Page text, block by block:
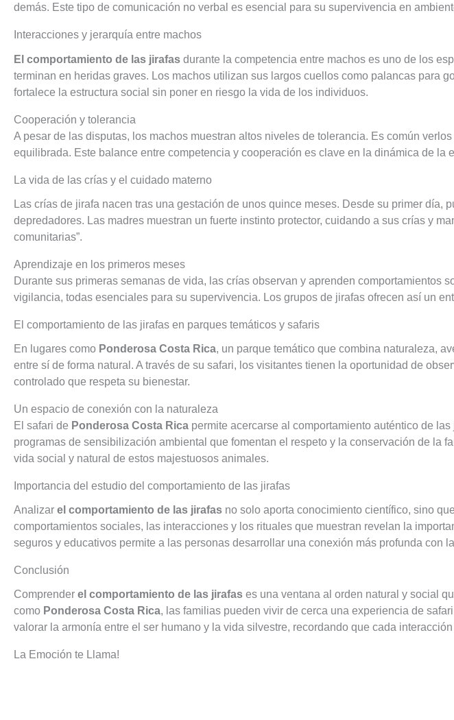
demás. Este tipo de comunicación no verbal es esencial para su supervivencia en
Interacciones y jerarquía entre machos
El comportamiento de las jirafas durante la competencia entre machos es uno de los
terminan en heridas graves. Los machos utilizan sus largos cuellos como palancas para
fortalece la estructura social sin poner en riesgo la vida de los individuos.
Cooperación y tolerancia
A pesar de las disputas, los machos muestran altos niveles de tolerancia. Es común
equilibrada. Este balance entre competencia y cooperación es clave en la dinámica de la
La vida de las crías y el cuidado materno
Las crías de jirafa nacen tras una gestación de unos quince meses. Desde su primer
depredadores. Las madres muestran un fuerte instinto protector, cuidando a sus crías y
comunitarias”.
Aprendizaje en los primeros meses
Durante sus primeras semanas de vida, las crías observan y aprenden
vigilancia, todas esenciales para su supervivencia. Los grupos de jirafas ofrecen así un
El comportamiento de las jirafas en parques temáticos y safaris
En lugares como Ponderosa Costa Rica, un parque temático que combina naturaleza,
entre sí de forma natural. A través de su safari, los visitantes tienen la oportunidad de
controlado que respeta su bienestar.
Un espacio de conexión con la naturaleza
El safari de Ponderosa Costa Rica permite acercarse al comportamiento auténtico de
programas de sensibilización ambiental que fomentan el respeto y la conservación de la
vida social y natural de estos majestuosos animales.
Importancia del estudio del comportamiento de las jirafas
Analizar el comportamiento de las jirafas no solo aporta conocimiento científico, sino
comportamientos sociales, las interacciones y los rituales que muestran revelan la
seguros y educativos permite a las personas desarrollar una conexión más profunda con
Conclusión
Comprender el comportamiento de las jirafas es una ventana al orden natural y social
como Ponderosa Costa Rica, las familias pueden vivir de cerca una experiencia de
valorar la armonía entre el ser humano y la vida silvestre, recordando que cada
La Emoción te Llama!